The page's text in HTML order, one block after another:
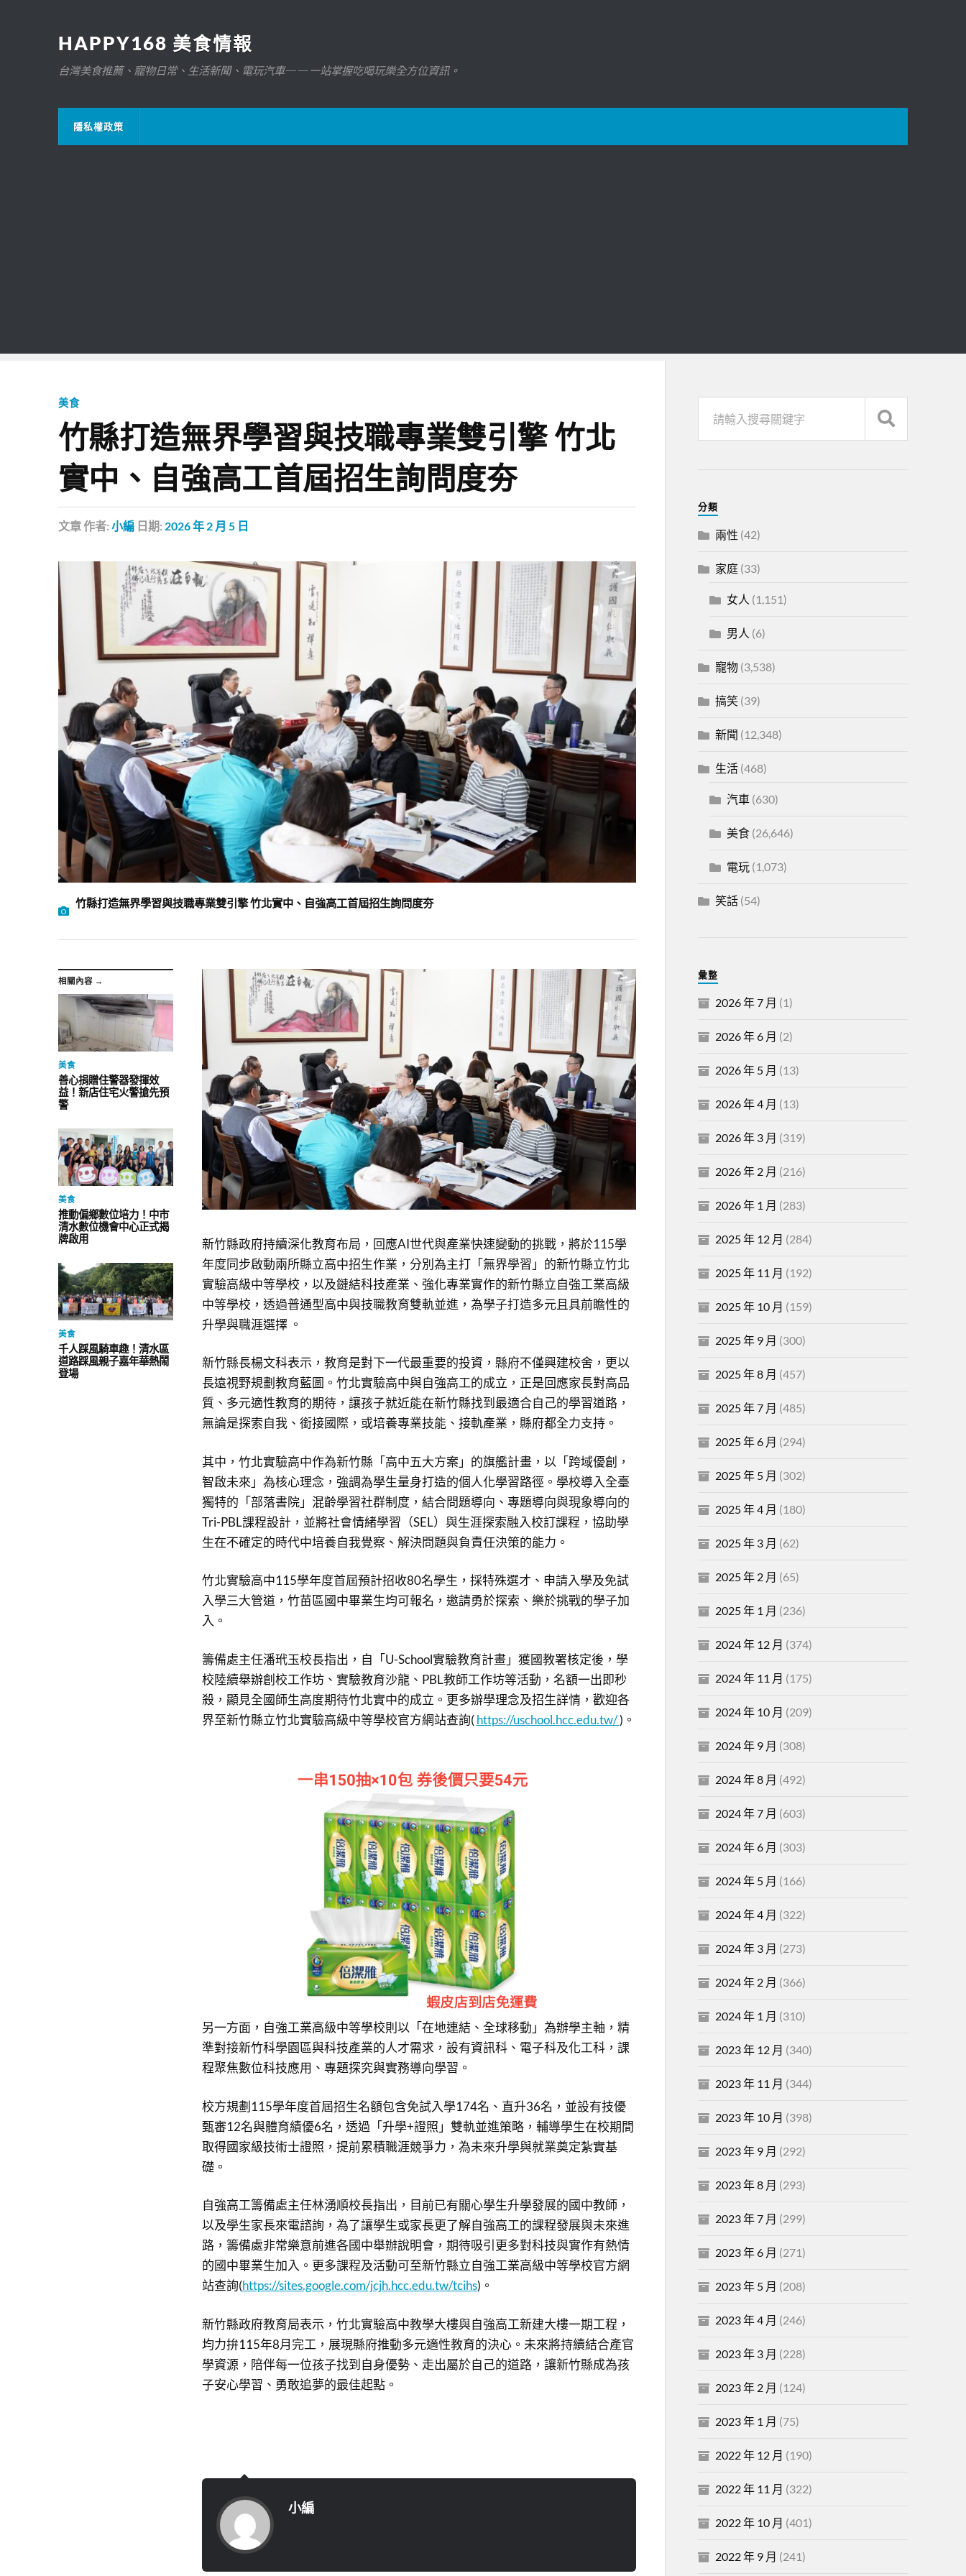
HAPPY168 美食情報
台灣美食推薦、寵物日常、生活新聞、電玩汽車——一站掌握吃喝玩樂全方位資訊。
隱私權政策
美食
竹縣打造無界學習與技職專業雙引擎 竹北
實中、自強高工首屆招生詢問度夯
文章作者: 小編 日期: 2026 年 2 月 5 日
竹縣打造無界學習與技職專業雙引擎 竹北實中、自強高工首屆招生詢問度夯
相關內容 →
美食
善心捐贈住警器發揮效
益！新店住宅火警搶先預
警
美食
推動偏鄉數位培力！中市
清水數位機會中心正式揭
牌啟用
美食
千人踩風騎車趣！清水區
道路踩風親子嘉年華熱鬧
登場
新竹縣政府持續深化教育布局，回應AI世代與產業快速變動的挑戰，將於115學
年度同步啟動兩所縣立高中招生作業，分別為主打「無界學習」的新竹縣立竹北
實驗高級中等學校，以及鏈結科技產業、強化專業實作的新竹縣立自強工業高級
中等學校，透過普通型高中與技職教育雙軌並進，為學子打造多元且具前瞻性的
升學與職涯選擇 。
新竹縣長楊文科表示，教育是對下一代最重要的投資，縣府不僅興建校舍，更以
長遠視野規劃教育藍圖。竹北實驗高中與自強高工的成立，正是回應家長對高品
質、多元適性教育的期待，讓孩子就近能在新竹縣找到最適合自己的學習道路，
無論是探索自我、銜接國際，或培養專業技能、接軌產業，縣府都全力支持。
其中，竹北實驗高中作為新竹縣「高中五大方案」的旗艦計畫，以「跨域優創，
智啟未來」為核心理念，強調為學生量身打造的個人化學習路徑。學校導入全臺
獨特的「部落書院」混齡學習社群制度，結合問題導向、專題導向與現象導向的
Tri-PBL課程設計，並將社會情緒學習（SEL）與生涯探索融入校訂課程，協助學
生在不確定的時代中培養自我覺察、解決問題與負責任決策的能力。
竹北實驗高中115學年度首屆預計招收80名學生，採特殊選才、申請入學及免試
入學三大管道，竹苗區國中畢業生均可報名，邀請勇於探索、樂於挑戰的學子加
入。
籌備處主任潘玳玉校長指出，自「U-School實驗教育計畫」獲國教署核定後，學
校陸續舉辦創校工作坊、實驗教育沙龍、PBL教師工作坊等活動，名額一出即秒
殺，顯見全國師生高度期待竹北實中的成立。更多辦學理念及招生詳情，歡迎各
界至新竹縣立竹北實驗高級中等學校官方網站查詢(https://uschool.hcc.edu.tw/)。
另一方面，自強工業高級中等學校則以「在地連結、全球移動」為辦學主軸，精
準對接新竹科學園區與科技產業的人才需求，設有資訊科、電子科及化工科，課
程聚焦數位科技應用、專題探究與實務導向學習。
校方規劃115學年度首屆招生名額包含免試入學174名、直升36名，並設有技優
甄審12名與體育績優6名，透過「升學+證照」雙軌並進策略，輔導學生在校期間
取得國家級技術士證照，提前累積職涯競爭力，為未來升學與就業奠定紮實基
礎。
自強高工籌備處主任林湧順校長指出，目前已有關心學生升學發展的國中教師，
以及學生家長來電諮詢，為了讓學生或家長更了解自強高工的課程發展與未來進
路，籌備處非常樂意前進各國中舉辦說明會，期待吸引更多對科技與實作有熱情
的國中畢業生加入。更多課程及活動可至新竹縣立自強工業高級中等學校官方網
站查詢(https://sites.google.com/jcjh.hcc.edu.tw/tcihs)。
新竹縣政府教育局表示，竹北實驗高中教學大樓與自強高工新建大樓一期工程，
均力拚115年8月完工，展現縣府推動多元適性教育的決心。未來將持續結合產官
學資源，陪伴每一位孩子找到自身優勢、走出屬於自己的道路，讓新竹縣成為孩
子安心學習、勇敢追夢的最佳起點。
小編
分類
兩性 (42)
家庭(33)
女人 (1,151)
男人 (6)
寵物(3,538)
搞笑(39)
新聞 (12,348)
生活(468)
汽車(630)
美食(26,646)
電玩(1,073)
笑話(54)
彙整
2026 年 7 月 (1)
2026 年 6 月 (2)
2026 年 5 月 (13)
2026 年 4 月 (13)
2026 年 3 月 (319)
2026 年 2 月 (216)
2026 年 1 月 (283)
2025 年 12 月 (284)
2025 年 11 月 (192)
2025 年 10 月 (159)
2025 年 9 月 (300)
2025 年 8 月 (457)
2025 年 7 月 (485)
2025 年 6 月 (294)
2025 年 5 月 (302)
2025 年 4 月 (180)
2025 年 3 月 (62)
2025 年 2 月 (65)
2025 年 1 月 (236)
2024 年 12 月 (374)
2024 年 11 月 (175)
2024 年 10 月 (209)
2024 年 9 月 (308)
2024 年 8 月 (492)
2024 年 7 月 (603)
2024 年 6 月 (303)
2024 年 5 月 (166)
2024 年 4 月 (322)
2024 年 3 月 (273)
2024 年 2 月 (366)
2024 年 1 月 (310)
2023 年 12 月 (340)
2023 年 11 月 (344)
2023 年 10 月 (398)
2023 年 9 月 (292)
2023 年 8 月 (293)
2023 年 7 月 (299)
2023 年 6 月 (271)
2023 年 5 月 (208)
2023 年 4 月 (246)
2023 年 3 月 (228)
2023 年 2 月 (124)
2023 年 1 月 (75)
2022 年 12 月 (190)
2022 年 11 月 (322)
2022 年 10 月 (401)
2022 年 9 月 (241)